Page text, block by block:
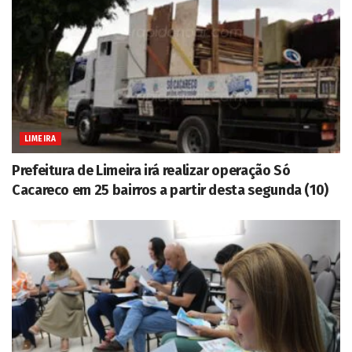
LIMEIRA
Prefeitura de Limeira irá realizar operação Só
Cacareco em 25 bairros a partir desta segunda (10)